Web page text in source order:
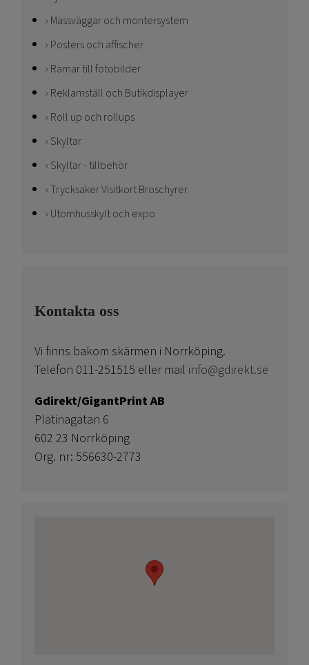
Mässväggar och montersystem
Posters och affischer
Ramar till fotobilder
Reklamställ och Butikdisplayer
Roll up och rollups
Skyltar
Skyltar - tillbehör
Trycksaker Visitkort Broschyrer
Utomhusskylt och expo
Kontakta oss
Vi finns bakom skärmen i Norrköping.
Telefon 011-251515 eller mail info@gdirekt.se
Gdirekt/GigantPrint AB
Platinagatan 6
602 23 Norrköping
Org. nr: 556630-2773